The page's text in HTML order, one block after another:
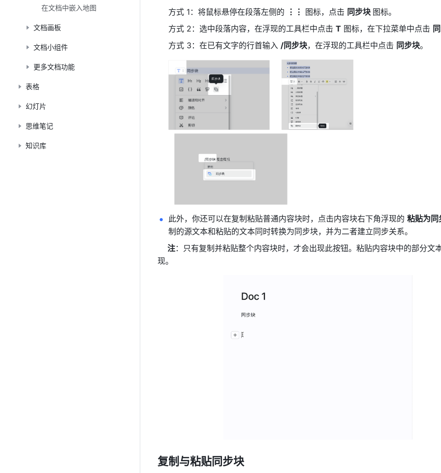
在文档中嵌入地图
文档画板
文档小组件
更多文档功能
表格
幻灯片
思维笔记
知识库
方式 1：将鼠标悬停在段落左侧的
⋮⋮ 图标，点击 同步块 图标。
方式 2：选中段落内容，在浮现的工具栏中点击 T 图标，在下拉菜单中点击
方式 3：在已有文字的行首输入 /同步块，在浮现的工具栏中点击 同步块。
此外，你还可以在复制粘贴普通内容块时，点击内容块右下角浮现的 粘贴为同
制的源文本和粘贴的文本同时转换为同步块，并为二者建立同步关系。
     注
：只有复制并粘贴整个内容块时，才会出现此按钮。粘贴内容块中的部分文
现。
复制与粘贴同步块